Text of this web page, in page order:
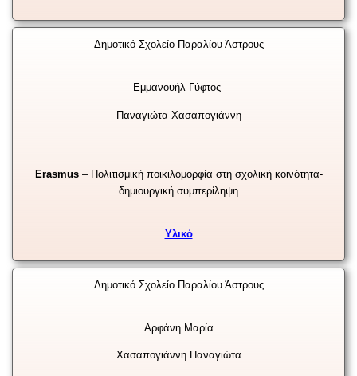
Δημοτικό Σχολείο Παραλίου Άστρους
Εμμανουήλ Γύφτος
Παναγιώτα Χασαπογιάννη
Erasmus– Πολιτισμική ποικιλομορφία στη σχολική κοινότητα-
δημιουργική συμπερίληψη
Υλικό
Δημοτικό Σχολείο Παραλίου Άστρους
Αρφάνη Μαρία
Χασαπογιάννη Παναγιώτα